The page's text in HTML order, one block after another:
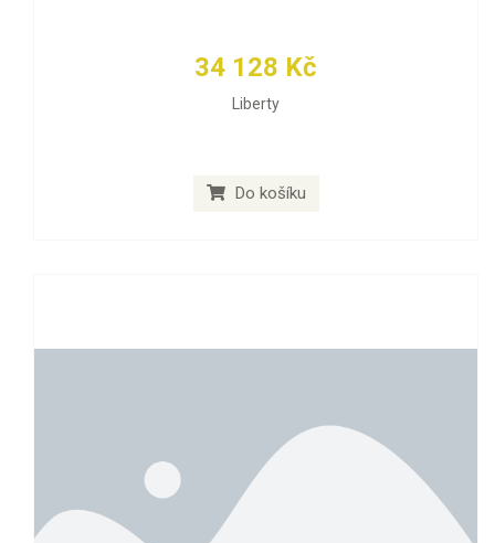
34 128 Kč
Liberty
Do košíku